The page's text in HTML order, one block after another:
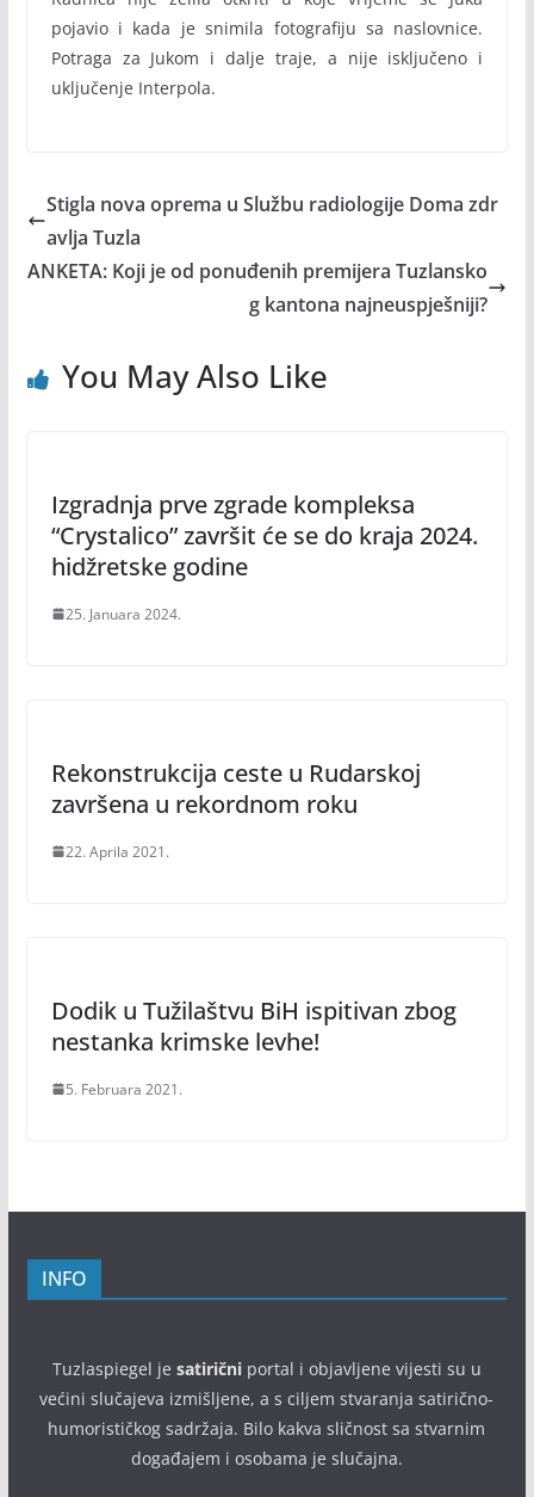
pojavio i kada je snimila fotografiju sa naslovnice.
Potraga za Jukom i dalje traje, a nije isključeno i
uključenje Interpola.
Stigla nova oprema u Službu radiologije Doma zdr
avlja Tuzla
ANKETA: Koji je od ponuđenih premijera Tuzlansko
g kantona najneuspješniji?
You May Also Like
Izgradnja prve zgrade kompleksa
“Crystalico” završit će se do kraja 2024.
hidžretske godine
25. Januara 2024.
Rekonstrukcija ceste u Rudarskoj
završena u rekordnom roku
22. Aprila 2021.
Dodik u Tužilaštvu BiH ispitivan zbog
nestanka krimske levhe!
5. Februara 2021.
INFO
Tuzlaspiegel je satiričniportal i objavljene vijesti su u
većini slučajeva izmišljene, a s ciljem stvaranja satirično-
humorističkog sadržaja. Bilo kakva sličnost sa stvarnim
događajem i osobama je slučajna.